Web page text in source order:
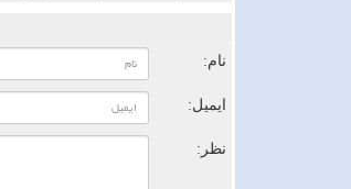
نام:
ایمیل:
نظر: